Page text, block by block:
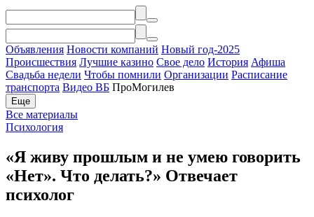
Объявления Новости компаний Новый год-2025
Происшествия Лучшие казино Свое дело История Афиша
Свадьба недели Чтобы помнили Организации Расписание
транспорта Видео ВБ ПроМогилев
Еще
Все материалы
Психология
«Я живу прошлым и не умею говорить
«Нет». Что делать?» Отвечает
психолог